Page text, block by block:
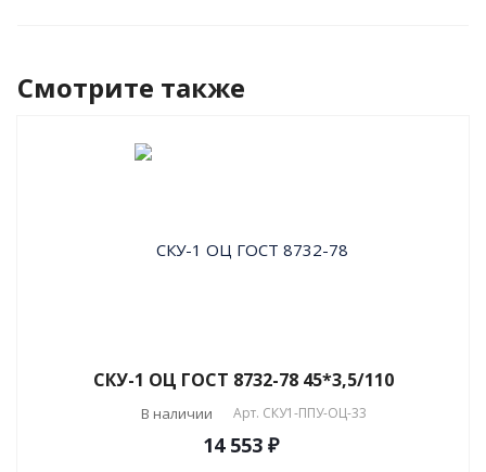
Смотрите также
СКУ-1 ОЦ ГОСТ 8732-78 45*3,5/110
В наличии Арт. СКУ1-ППУ-ОЦ-33
14 553 ₽